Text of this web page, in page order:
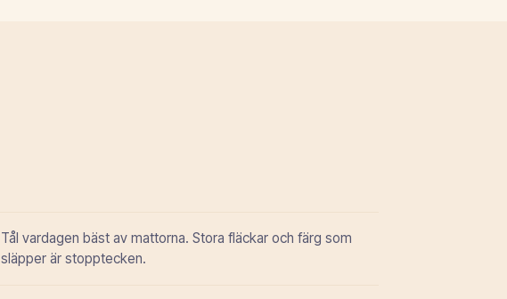
Tål vardagen bäst av mattorna. Stora fläckar och färg som
släpper är stopptecken.